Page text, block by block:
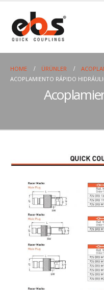
HOME ÜRÜNLER
ACOPLAMIENTO RÁPIDO